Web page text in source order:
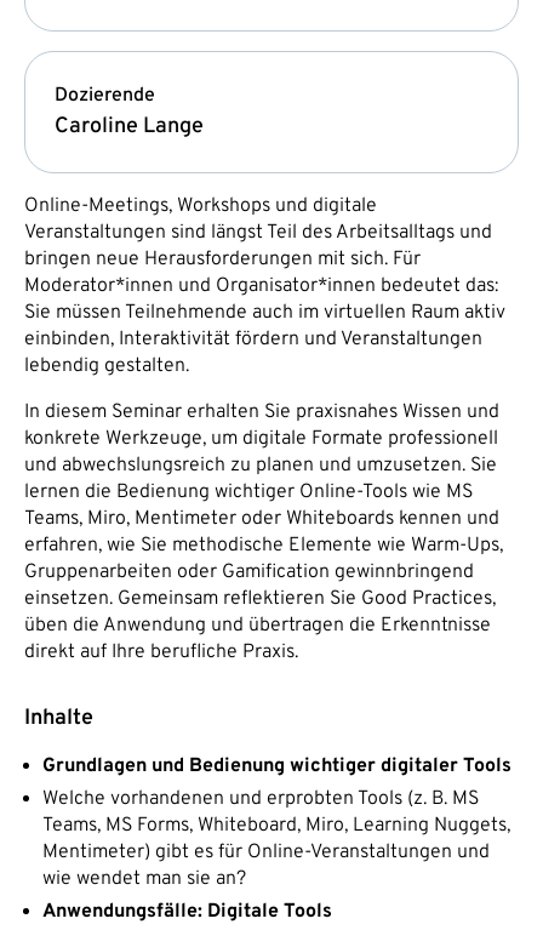
Dozierende
Caroline Lange
Online-Meetings, Workshops und digitale
Veranstaltungen sind längst Teil des Arbeitsalltags und
bringen neue Herausforderungen mit sich. Für
Moderator*innen und Organisator*innen bedeutet das:
Sie müssen Teilnehmende auch im virtuellen Raum aktiv
einbinden, Interaktivität fördern und Veranstaltungen
lebendig gestalten.
In diesem Seminar erhalten Sie praxisnahes Wissen und
konkrete Werkzeuge, um digitale Formate professionell
und abwechslungsreich zu planen und umzusetzen. Sie
lernen die Bedienung wichtiger Online-Tools wie MS
Teams, Miro, Mentimeter oder Whiteboards kennen und
erfahren, wie Sie methodische Elemente wie Warm-Ups,
Gruppenarbeiten oder Gamification gewinnbringend
einsetzen. Gemeinsam reflektieren Sie Good Practices,
üben die Anwendung und übertragen die Erkenntnisse
direkt auf Ihre berufliche Praxis.
Inhalte
Grundlagen und Bedienung wichtiger digitaler Tools
Welche vorhandenen und erprobten Tools (z. B. MS
Teams, MS Forms, Whiteboard, Miro, Learning Nuggets,
Mentimeter) gibt es für Online-Veranstaltungen und
wie wendet man sie an?
Anwendungsfälle: Digitale Tools